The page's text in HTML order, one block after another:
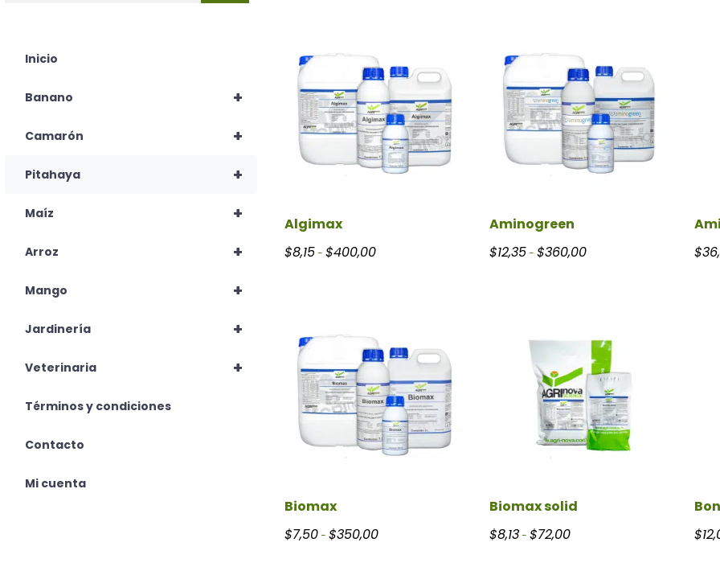
Algimax
$8,15 - $400,00Rango de precios: desde $8,15 hasta $400,00
Aminogreen
$12,35- $360,00Rango de precios: desde$
Biomax
$7,50 - $350,00Rango de precios: desde $7,50 hasta $350,00
Biomax solid
$8,13- $72,00Rango de precios: desde $8,13
$
Inicio
+
Banano
+
Camarón
+
Pitahaya
+
Maíz
+
Arroz
+
Mango
+
Jardinería
+
Veterinaria
Términos y condiciones
Contacto
Mi cuenta